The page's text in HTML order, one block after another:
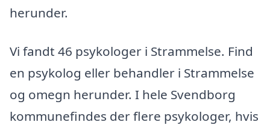
herunder.
Vi fandt 46 psykologer i Strammelse. Find
en psykolog eller behandler i Strammelse
og omegn herunder. I hele Svendborg
kommunefindes der flere psykologer, hvis